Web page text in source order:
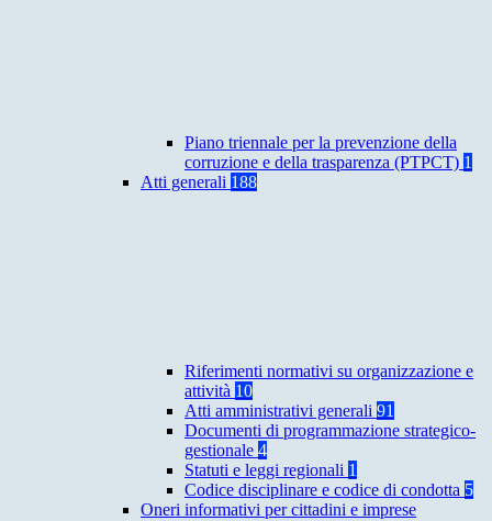
Piano triennale per la prevenzione della
corruzione e della trasparenza (PTPCT) 1
Atti generali 188
Riferimenti normativi su organizzazione e
attività 10
Atti amministrativi generali 91
Documenti di programmazione strategico-
gestionale 4
Statuti e leggi regionali 1
Codice disciplinare e codice di condotta 5
Oneri informativi per cittadini e imprese